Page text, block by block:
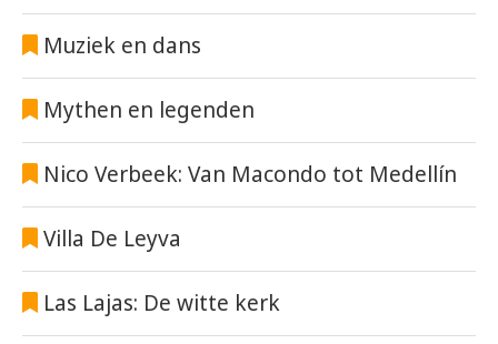
Muziek en dans
Mythen en legenden
Nico Verbeek: Van Macondo tot Medellín
Villa De Leyva
Las Lajas: De witte kerk